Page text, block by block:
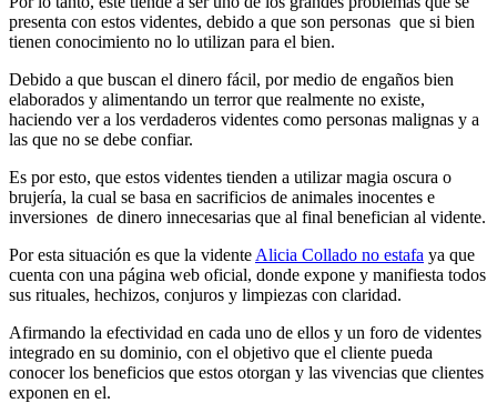
presenta con estos videntes, debido a que son personas que si bien
tienen conocimiento no lo utilizan para el bien.
Debido a que buscan el dinero fácil, por medio de engaños bien
elaborados y alimentando un terror que realmente no existe,
haciendo ver a los verdaderos videntes como personas malignas y a
las que no se debe confiar.
Es por esto, que estos videntes tienden a utilizar magia oscura o
brujería, la cual se basa en sacrificios de animales inocentes e
inversiones de dinero innecesarias que al final benefician al vidente.
Por esta situación es que la vidente Alicia Collado no estafa ya que
cuenta con una página web oficial, donde expone y manifiesta todos
sus rituales, hechizos, conjuros y limpiezas con claridad.
Afirmando la efectividad en cada uno de ellos y un foro de videntes
integrado en su dominio, con el objetivo que el cliente pueda
conocer los beneficios que estos otorgan y las vivencias que clientes
exponen en el.